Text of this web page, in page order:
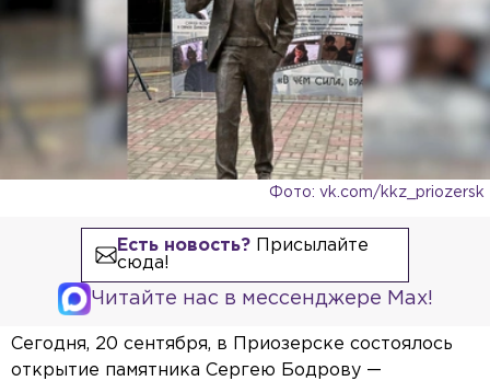
Фото: vk.com/kkz_priozersk
Есть новость?Присылайте
сюда!
Читайте нас в мессенджере Max!
Сегодня, 20 сентября, в Приозерске состоялось
открытие памятника Сергею Бодрову —